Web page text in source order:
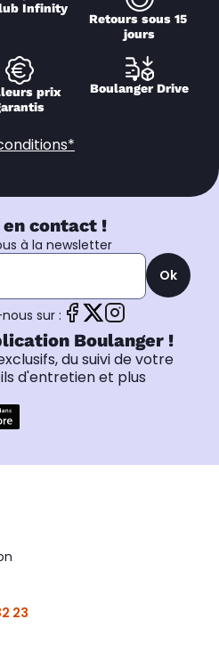
Infinity
Retours sous 15
jours
prix
Boulanger Drive
en contact !
à la newsletter
Ok
sur :
Boulanger !
du suivi de votre
d'entretien et plus
23